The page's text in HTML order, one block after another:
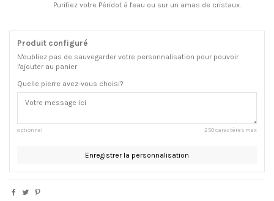
Purifiez votre Péridot à l'eau ou sur un amas de cristaux.
Produit configuré
N'oubliez pas de sauvegarder votre personnalisation pour pouvoir
l'ajouter au panier
Quelle pierre avez-vous choisi?
optionnel 250 caractères max
Enregistrer la personnalisation